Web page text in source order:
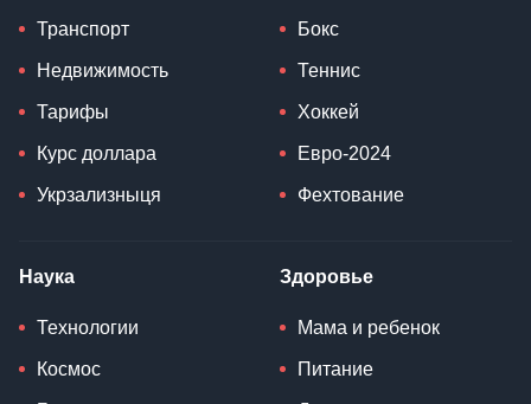
Транспорт
Недвижимость
Тарифы
Курс доллара
Укрзализныця
Бокс
Теннис
Хоккей
Евро-2024
Фехтование
Наука
Технологии
Космос
Здоровье
Мама и ребенок
Питание